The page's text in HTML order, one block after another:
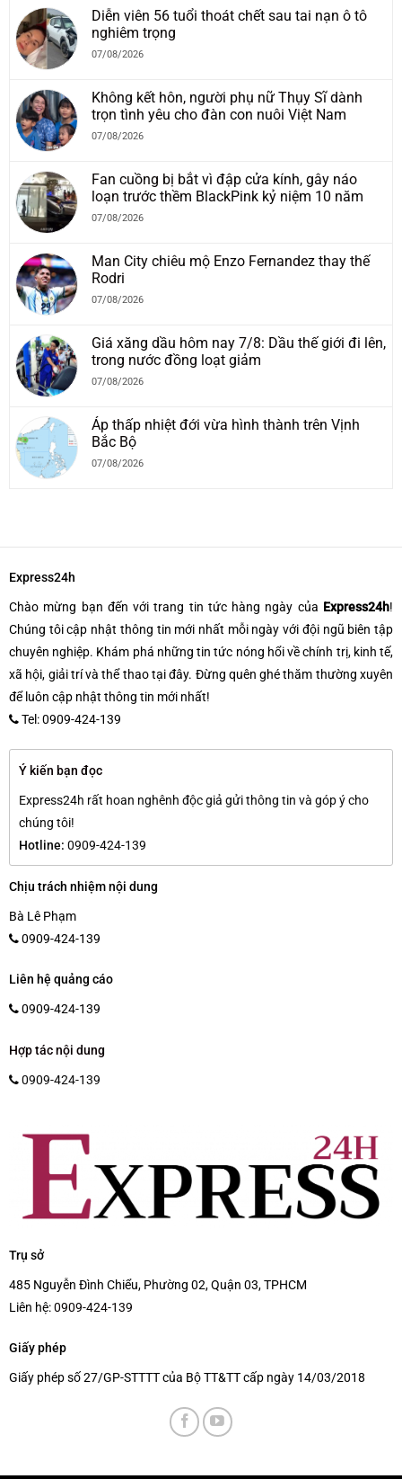
Diễn viên 56 tuổi thoát chết sau tai nạn ô tô
nghiêm trọng
07/08/2026
Không kết hôn, người phụ nữ Thụy Sĩ dành
trọn tình yêu cho đàn con nuôi Việt Nam
07/08/2026
Fan cuồng bị bắt vì đập cửa kính, gây náo
loạn trước thềm BlackPink kỷ niệm 10 năm
07/08/2026
Man City chiêu mộ Enzo Fernandez thay thế
Rodri
07/08/2026
Giá xăng dầu hôm nay 7/8: Dầu thế giới đi lên,
trong nước đồng loạt giảm
07/08/2026
Áp thấp nhiệt đới vừa hình thành trên Vịnh
Bắc Bộ
07/08/2026
Express24h
Chào mừng bạn đến với trang tin tức hàng ngày của Express24h!
Chúng tôi cập nhật thông tin mới nhất mỗi ngày với đội ngũ biên tập
chuyên nghiệp. Khám phá những tin tức nóng hổi về chính trị, kinh tế,
xã hội, giải trí và thể thao tại đây. Đừng quên ghé thăm thường xuyên
để luôn cập nhật thông tin mới nhất!
Tel: 0909-424-139
Ý kiến bạn đọc
Express24h rất hoan nghênh độc giả gửi thông tin và góp ý cho
chúng tôi!
Hotline: 0909-424-139
Chịu trách nhiệm nội dung
Bà Lê Phạm
0909-424-139
Liên hệ quảng cáo
0909-424-139
Hợp tác nội dung
0909-424-139
Trụ sở
485 Nguyễn Đình Chiểu, Phường 02, Quận 03, TPHCM
Liên hệ:0909-424-139
Giấy phép
Giấy phép số 27/GP-STTTT của Bộ TT&TT cấp ngày 14/03/2018